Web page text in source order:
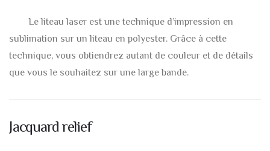
Le liteau laser est une technique d’impression en
sublimation sur un liteau en polyester. Grâce à cette
technique, vous obtiendrez autant de couleur et de détails
que vous le souhaitez sur une large bande.
Jacquard relief